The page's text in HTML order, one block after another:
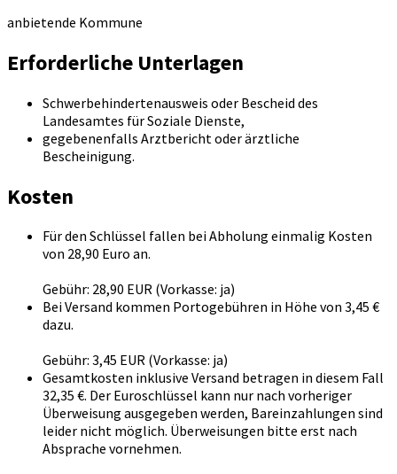
anbietende Kommune
Erforderliche Unterlagen
Schwerbehindertenausweis oder Bescheid des
Landesamtes für Soziale Dienste,
gegebenenfalls Arztbericht oder ärztliche
Bescheinigung.
Kosten
Für den Schlüssel fallen bei Abholung einmalig Kosten
von 28,90 Euro an.
Gebühr: 28,90 EUR (Vorkasse: ja)
Bei Versand kommen Portogebühren in Höhe von 3,45 €
dazu.
Gebühr: 3,45 EUR (Vorkasse: ja)
Gesamtkosten inklusive Versand betragen in diesem Fall
32,35 €. Der Euroschlüssel kann nur nach vorheriger
Überweisung ausgegeben werden, Bareinzahlungen sind
leider nicht möglich. Überweisungen bitte erst nach
Absprache vornehmen.